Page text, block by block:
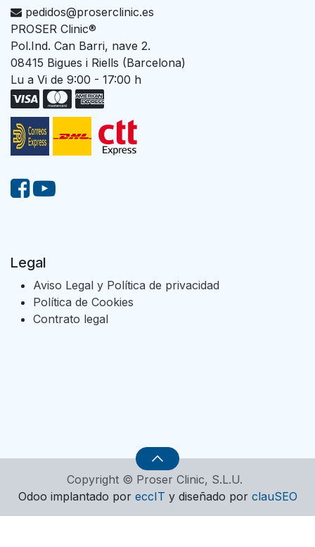
pedidos@proserclinic.es
PROSER Clinic®
Pol.Ind. Can Barri, nave 2.
08415 Bigues i Riells (Barcelona)
Lu a Vi de 9:00 - 17:00 h
Legal
Aviso Legal y Política de privacidad
Política de Cookies
Contrato legal
Copyright © Proser Clinic, S.L.U.
Odoo implantado por eccIT y diseñado por clauSEO